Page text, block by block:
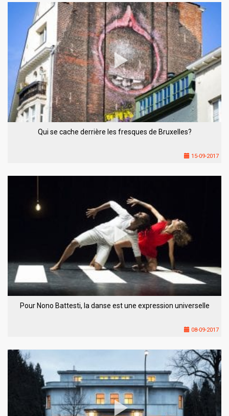
Qui se cache derrière les fresques de Bruxelles?
15-09-2017
Pour Nono Battesti, la danse est une expression universelle
08-09-2017